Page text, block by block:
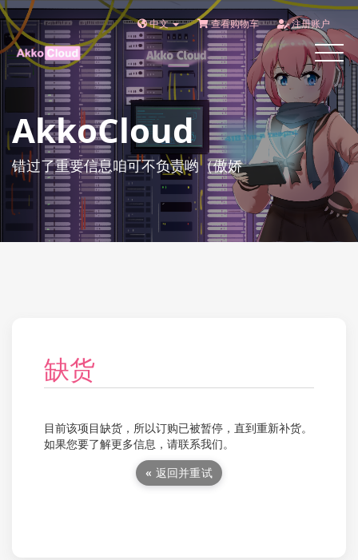
中文 查看购物车 注册账户
Toggle
AkkoCloud
错过了重要信息咱可不负责哟（傲娇
缺货
目前该项目缺货，所以订购已被暂停，直到重新补货。
如果您要了解更多信息，请联系我们。
« 返回并重试